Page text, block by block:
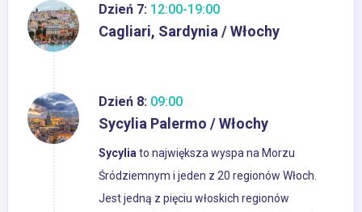
Dzień 7: 12:00-19:00
Cagliari, Sardynia / Włochy
Dzień 8: 09:00
Sycylia Palermo / Włochy
Sycyliato największa wyspa na Morzu
Śródziemnym i jeden z 20 regionów Włoch.
Jest jedną z pięciu włoskich regionów